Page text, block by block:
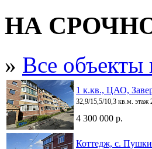
НА
» Все объекты
1 к.кв., ЦАО,
32,9/15,5/10,3 кв.м. этаж
4 300 000 р.
Коттедж, с.